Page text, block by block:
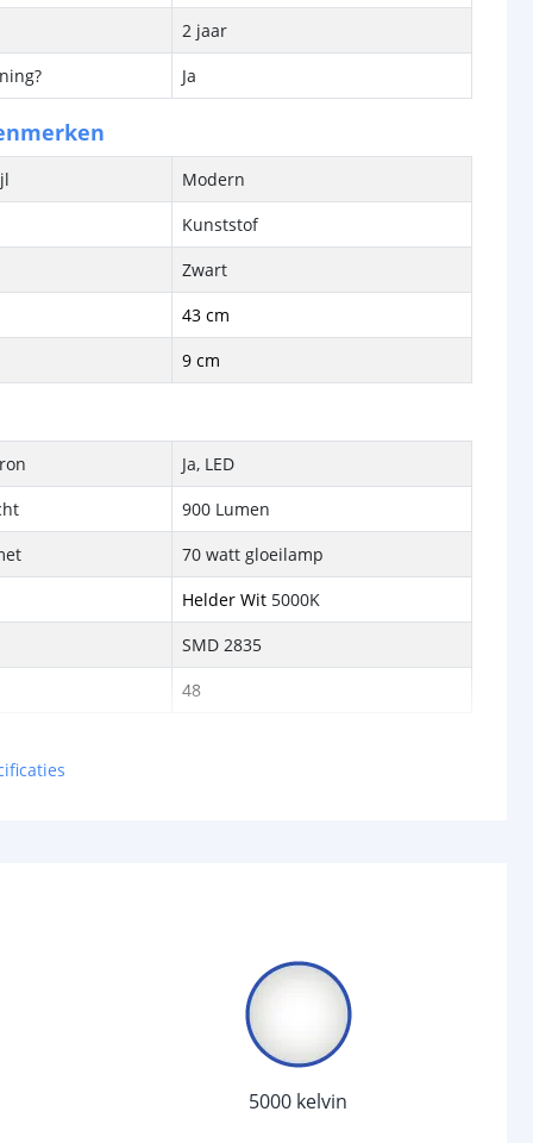
2 jaar
Ja
Modern
Kunststof
Zwart
43 cm
9 cm
Ja, LED
900 Lumen
70 watt gloeilamp
Helder Wit 5000K
SMD 2835
48
120 graden
4 + uitstand
5000 kelvin